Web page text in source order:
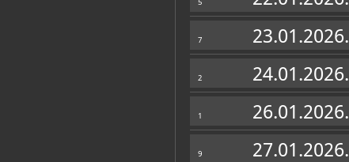
5
7 23.01.2026.
2 24.01.2026.
1 26.01.2026.
9 27.01.2026.